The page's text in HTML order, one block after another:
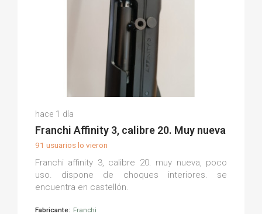
David E.
(0)
hace 1 día
Franchi Affinity 3, calibre 20. Muy nueva
91 usuarios lo vieron
Franchi affinity 3, calibre 20. muy nueva, poco
uso. dispone de choques interiores. se
encuentra en castellón.
Fabricante: Franchi